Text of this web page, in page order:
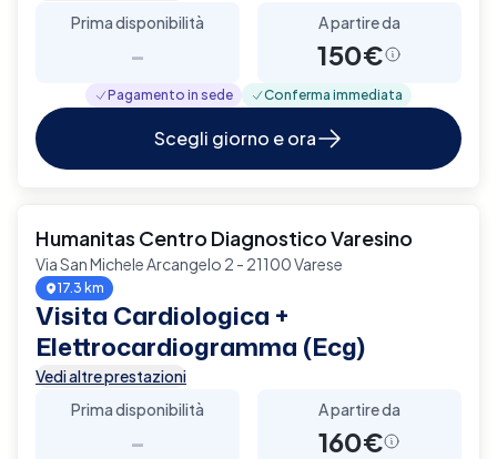
Prima disponibilità
-
A partire da
150€
Pagamento in sede Conferma immediata
Scegli giorno e ora
Humanitas Centro Diagnostico Varesino
Via San Michele Arcangelo 2 - 21100 Varese
17.3 km
Visita Cardiologica +
Elettrocardiogramma (Ecg)
Vedi altre prestazioni
Prima disponibilità
-
A partire da
160€